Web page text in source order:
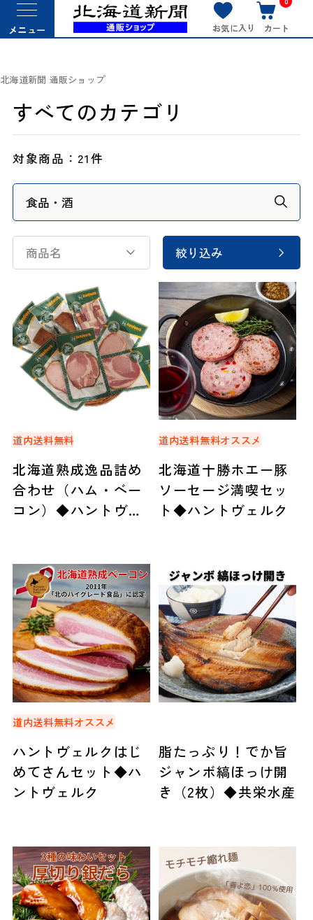
メニュー お気に入り カート
北海道新聞 通販ショップ
すべてのカテゴリ
対象商品： 21件
商品名 絞り込み
道内送料無料
北海道熟成逸品詰め
合わせ（ハム・ベー
コン）◆ハントヴェ
道内送料無料オススメ
北海道十勝ホエー豚
ソーセージ満喫セッ
ト◆ハントヴェルク
道内送料無料オススメ
ハントヴェルクはじ
めてさんセット◆ハ
ントヴェルク
脂たっぷり！でか旨
ジャンボ縞ほっけ開
き（2枚）◆共栄水産